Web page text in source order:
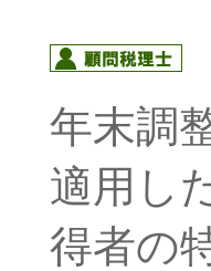
年末調
適用し
得者の